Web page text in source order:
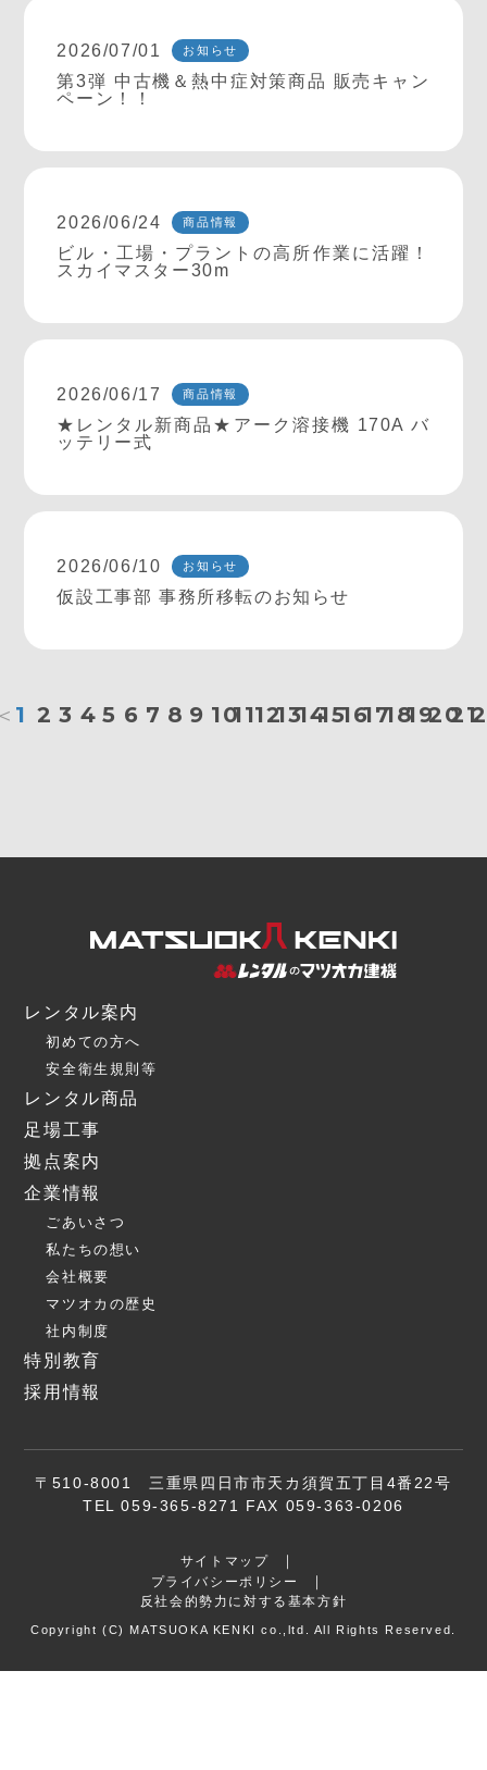
2026/07/01 お知らせ
第3弾 中古機＆熱中症対策商品 販売キャン
ペーン！！
2026/06/24 商品情報
ビル・工場・プラントの高所作業に活躍！
スカイマスター30m
2026/06/17 商品情報
★レンタル新商品★アーク溶接機 170A バ
ッテリー式
2026/06/10 お知らせ
仮設工事部 事務所移転のお知らせ
1 2 3 4 5 6 7 8 9 101112131415161718192021
レンタル案内
初めての方へ
安全衛生規則等
レンタル商品
足場工事
拠点案内
企業情報
ごあいさつ
私たちの想い
会社概要
マツオカの歴史
社内制度
特別教育
採用情報
〒510-8001 三重県四日市市天カ須賀五丁目4番22号
TEL 059-365-8271 FAX 059-363-0206
サイトマップ
プライバシーポリシー
反社会的勢力に対する基本方針
Copyright (C) MATSUOKA KENKI co.,ltd. All Rights Reserved.